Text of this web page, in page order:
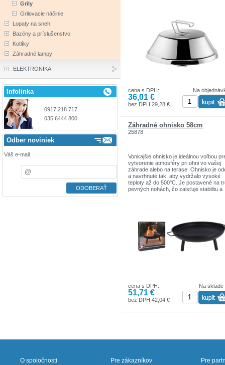
Na
cena s DPH:
36,01 €
bez DPH 29,28 €
Záhradné ohnisko 58cm
25878
Vonkajšie ohnisko je ideálnou voľbou
vytvorenie atmosféry pri ohni vo vašej
záhrade alebo na terase. Ohnisko je
a navrhnuté tak, aby vydržalo vysoké
teploty až do 500°C. Je postavené na
pevných nohách, čo zaisťuje stabilitu a
Celkový priemer s úchytmi: 68 cm
Hmotnosť: 2,4 kg
Vyrobené z kvalitného kovu.
Na sklade
cena s DPH:
51,71 €
bez DPH 42,04 €
Grily
Grilovacie náčinie
Lopaty na sneh
Bazény a príslušenstvo
Kotlíky
Záhradné lampy
ELEKTRONIKA
Infolinka
0917 218 717
035 6444 800
Odber noviniek
Váš e-mail
O spoločnosti Pre zákazníkov Pre